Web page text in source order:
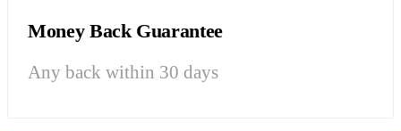
Money Back Guarantee
Any back within 30 days